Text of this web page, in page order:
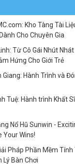
Kho Tàng Tài
Cho Chuyên Gia
Từ Cô Gái Nhút
Hứng Cho Giới Trẻ
Giang: Hành Trình và
Tuệ: Hành trình Khất
Nổ Hũ Sunwin -
Your Wins!
Pháp Phần Mềm Tính
Lý Bàn Chơi